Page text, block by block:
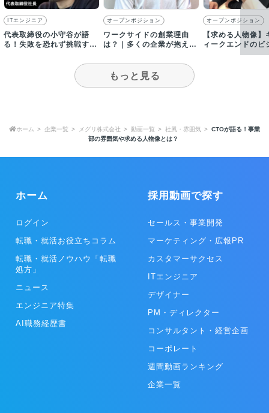
ITエンジニア
代表取締役の小守谷が語
る！失敗を恐れず挑戦する
オープンポジション
ワークサイドの創業理由
は？｜多くの企業が抱える
オープンポジション
【求める人物像】
ィークエンドのビ
共感し、主体的な
もっと見る
ホーム 企業一覧 メグリ株式会社 動画一覧 社風・雰囲気
CTOが語る！事業
部の雰囲気や求める人物像とは？
ホーム
ログイン
転職・就活お役立ちコラム
転職・就活ノウハウ「転職
処方」
ニュース
エンジニア特集
AI職務経歴書
採用動画で探す
セールス・事業開発
マーケティング・広報PR
カスタマーサクセス
ITエンジニア
デザイナー
PM・ディレクター
コンサルタント・経営企画
コーポレート
週間動画ランキング
企業一覧